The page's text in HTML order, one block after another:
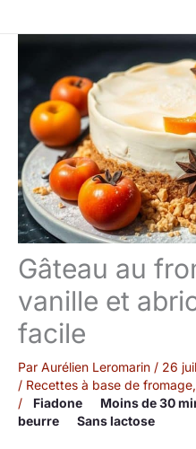
Gâteau au
vanille et
facile
Par Aurélien Leromarin / 26
/ Recettes à base de fromage,
/
Fiadone Moins de 30
beurre
Sans lactose